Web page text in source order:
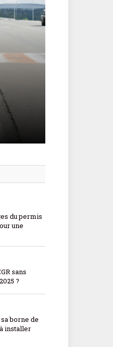
du permis
une
sans
?
borne de
installer